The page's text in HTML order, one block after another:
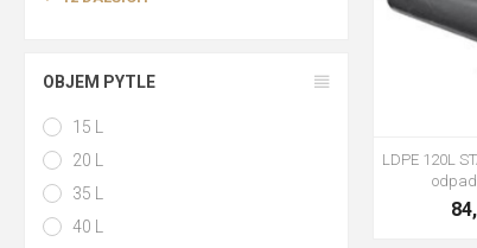
LDPE 120L
OBJEM PYTLE
15 L
20 L
35 L
40 L